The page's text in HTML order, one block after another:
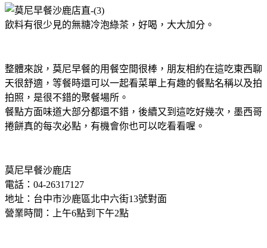
飲料有很少見的無糖冷泡綠茶，好喝，大大加分。
整體來說，莫尼早餐的用餐空間很棒，朋友相約在這吃東西聊
天很舒適，等餐時還可以一起看菜單上有趣的餐點名稱以及拍
拍照，是很不錯的聚餐場所。
餐點方面味道大部分都還不錯，後續又到這吃好幾次，墨西哥
捲餅真的每次必點，有機會你也可以吃看看喔。
莫尼早餐沙鹿店
電話：04-26317127
地址：台中市沙鹿區北中六街13號對面
營業時間：上午6點到下午2點